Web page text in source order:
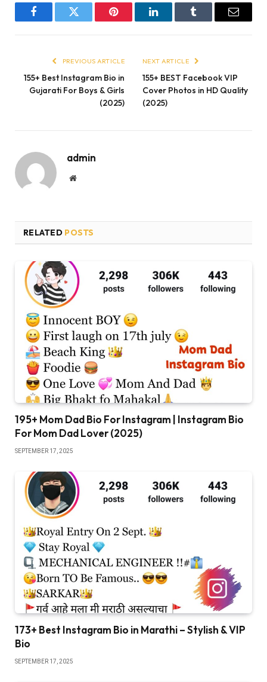
FacebookTwitter Pinterest LinkedInTumblr Email
PREVIOUS ARTICLE
155+ Best Instagram Bio in
Gujarati For Boys & Girls
(2025)
NEXT ARTICLE
155+ BEST Facebook VIP
Cover Photos in HD Quality
(2025)
admin
Website
RELATED POSTS
195+ Mom Dad Bio For Instagram | Instagram Bio
For Mom Dad Lover (2025)
SEPTEMBER 17, 2025
173+ Best Instagram Bio in Marathi – Stylish & VIP
Bio
SEPTEMBER 17, 2025